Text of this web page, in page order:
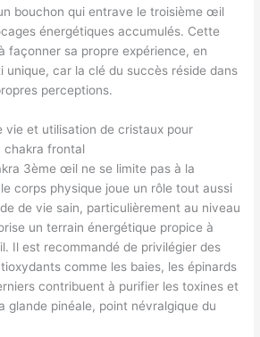
bouchon qui entrave le troisième œil
énergétiques accumulés. Cette
façonner sa propre expérience, en
unique, car la clé du succès réside dans
perceptions.
vie et utilisation de cristaux pour
chakra frontal
3ème œil ne se limite pas à la
corps physique joue un rôle tout aussi
de vie sain, particulièrement au niveau
un terrain énergétique propice à
Il est recommandé de privilégier des
comme les baies, les épinards
contribuent à purifier les toxines et
glande pinéale, point névralgique du